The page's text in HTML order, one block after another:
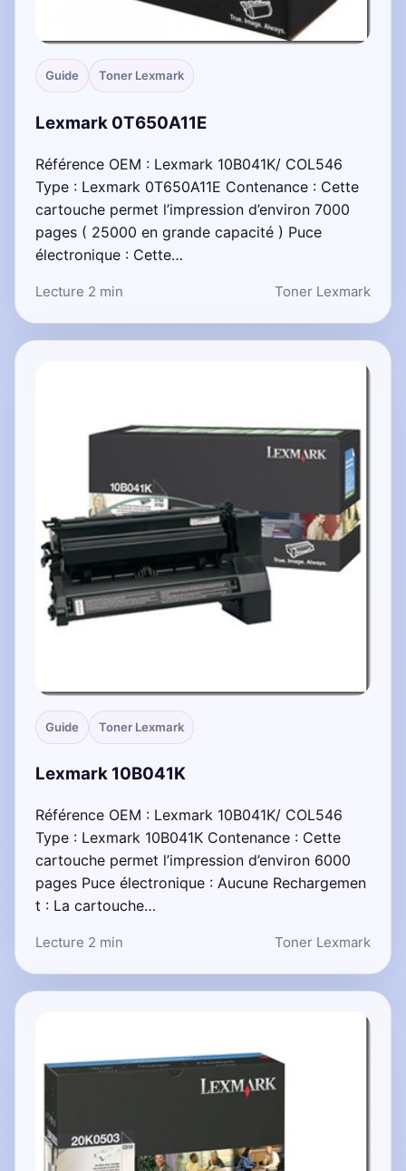
Guide Toner Lexmark
Lexmark 0T650A11E
Référence OEM : Lexmark 10B041K/ COL546
Type : Lexmark 0T650A11E Contenance : Cette
cartouche permet l’impression d’environ 7000
pages ( 25000 en grande capacité ) Puce
électronique : Cette…
Lecture 2 min Toner Lexmark
Guide Toner Lexmark
Lexmark 10B041K
Référence OEM : Lexmark 10B041K/ COL546
Type : Lexmark 10B041K Contenance : Cette
cartouche permet l’impression d’environ 6000
pages Puce électronique : Aucune Rechargemen
t : La cartouche…
Lecture 2 min Toner Lexmark